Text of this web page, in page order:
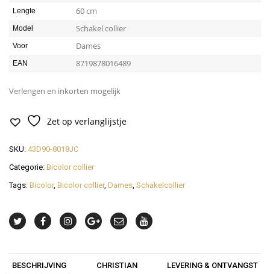
Lengte 60 cm
Model Schakel collier
Voor Dames
EAN 8719878016489
Verlengen en inkorten mogelijk
Zet op verlanglijstje
SKU: 43D90-8018JC
Categorie: Bicolor collier
Tags: Bicolor, Bicolor collier, Dames, Schakelcollier
BESCHRIJVING CHRISTIAN LEVERING & ONTVANGST